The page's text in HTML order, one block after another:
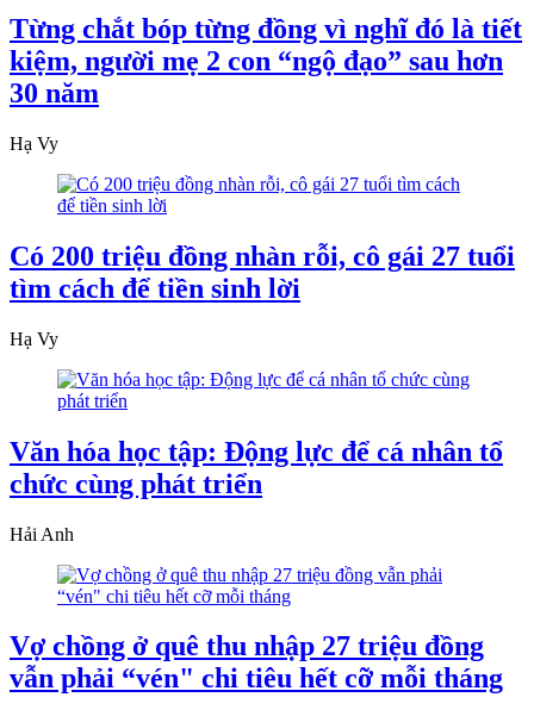
Từng chắt bóp từng đồng vì nghĩ đó là tiết
kiệm, người mẹ 2 con “ngộ đạo” sau hơn
30 năm
Hạ Vy
Có 200 triệu đồng nhàn rỗi, cô gái 27 tuổi
tìm cách để tiền sinh lời
Hạ Vy
Văn hóa học tập: Động lực để cá nhân tổ
chức cùng phát triển
Hải Anh
Vợ chồng ở quê thu nhập 27 triệu đồng
vẫn phải “vén" chi tiêu hết cỡ mỗi tháng